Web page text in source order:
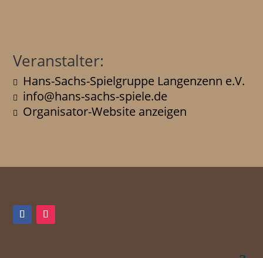
Veranstalter:
Hans-Sachs-Spielgruppe Langenzenn e.V.
info@hans-sachs-spiele.de
Organisator-Website anzeigen